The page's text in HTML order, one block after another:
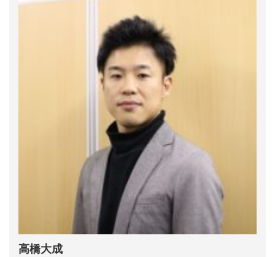
高橋大成